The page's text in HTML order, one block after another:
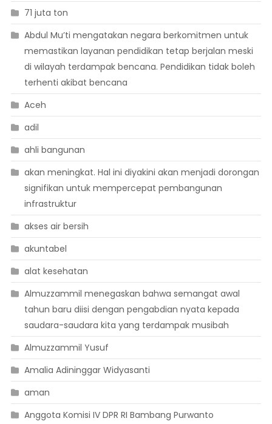
71 juta ton
Abdul Mu’ti mengatakan negara berkomitmen untuk
memastikan layanan pendidikan tetap berjalan meski
di wilayah terdampak bencana. Pendidikan tidak boleh
terhenti akibat bencana
Aceh
adil
ahli bangunan
akan meningkat. Hal ini diyakini akan menjadi dorongan
signifikan untuk mempercepat pembangunan
infrastruktur
akses air bersih
akuntabel
alat kesehatan
Almuzzammil menegaskan bahwa semangat awal
tahun baru diisi dengan pengabdian nyata kepada
saudara-saudara kita yang terdampak musibah
Almuzzammil Yusuf
Amalia Adininggar Widyasanti
aman
Anggota Komisi IV DPR RI Bambang Purwanto